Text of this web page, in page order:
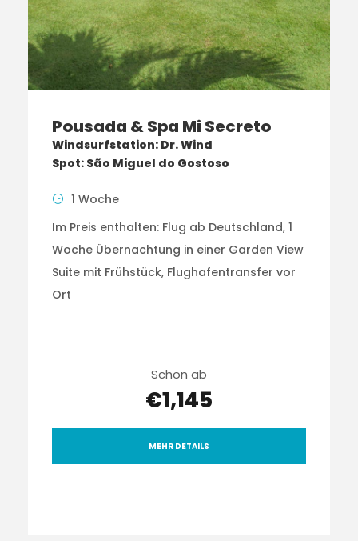
Pousada & Spa Mi Secreto
Windsurfstation: Dr. Wind
Spot: São Miguel do Gostoso
1 Woche
Im Preis enthalten: Flug ab Deutschland, 1
Woche Übernachtung in einer Garden View
Suite mit Frühstück, Flughafentransfer vor
Ort
Schon ab
€1,145
MEHR DETAILS